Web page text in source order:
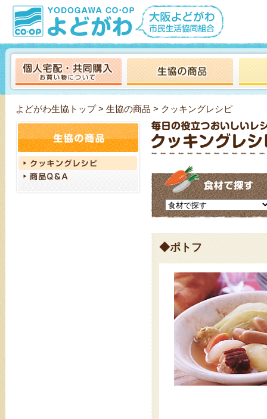
よどがわ生協トップ> 生協の商品 > クッキングレシピ
◆ポトフ